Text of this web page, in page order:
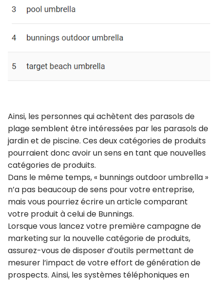
Ainsi, les personnes qui achètent des parasols de
plage semblent être intéressées par les parasols de
jardin et de piscine. Ces deux catégories de produits
pourraient donc avoir un sens en tant que nouvelles
catégories de produits.
Dans le même temps, « bunnings outdoor umbrella »
n’a pas beaucoup de sens pour votre entreprise,
mais vous pourriez écrire un article comparant
votre produit à celui de Bunnings.
Lorsque vous lancez votre première campagne de
marketing sur la nouvelle catégorie de produits,
assurez-vous de disposer d’outils permettant de
mesurer l’impact de votre effort de génération de
prospects. Ainsi, les systèmes téléphoniques en